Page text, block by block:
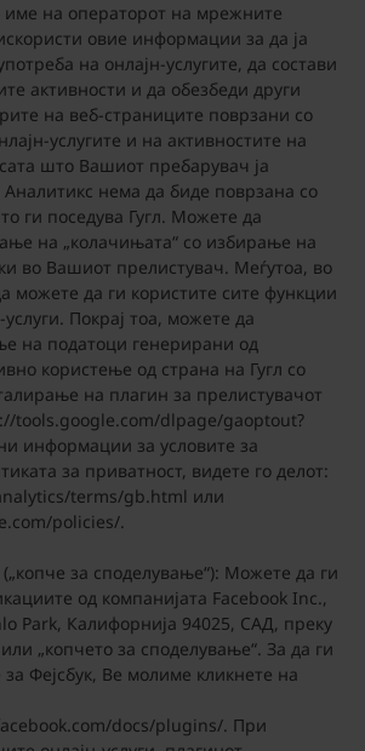
име на операторот на мрежните
овие информации за да ја
на онлајн-услугите, да состави
активности и да обезбеди други
на веб-страниците поврзани со
услугите и на активностите на
што Вашиот пребарувач ја
Аналитикс нема да биде поврзана со
ги поседува Гугл. Можете да
на „колачињата“ со избирање на
во Вашиот прелистувач. Меѓутоа, во
можете да ги користите сите функции
Покрај тоа, можете да
на податоци генерирани од
користење од страна на Гугл со
на плагин за прелистувачот
tools.google.com/dlpage/gaoptout?
информации за условите за
за приватност, видете го делот:
terms/gb.html или
policies/.
за споделување“): Можете да ги
од компанијата Facebook Inc.,
Park, Калифорнија 94025, САД, преку
„копчето за споделување“. За да ги
Фејсбук, Ве молиме кликнете на
docs/plugins/. При